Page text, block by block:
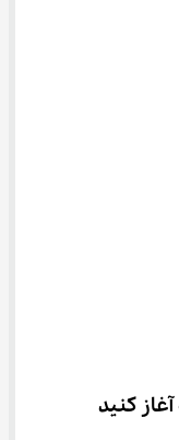
کنید